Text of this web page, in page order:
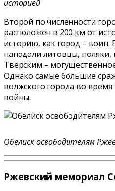
историей
Второй по численности
расположен в 200 км от
историю, как город – воин.
нападали литовцы, поляки,
Тверским –
Однако самые большие
волжского города во
войны.
Обелиск освободителям
Ржевский мемориал